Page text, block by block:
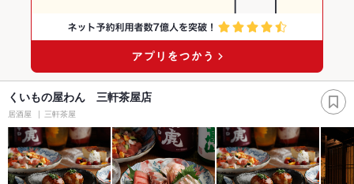
くいもの屋わん 三軒茶屋店
居酒屋 三軒茶屋